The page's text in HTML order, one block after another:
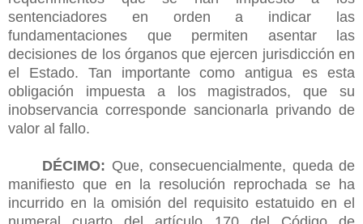
sentenciadores en orden a indicar las
fundamentaciones que permiten asentar las
decisiones de los órganos que ejercen jurisdicción en
el Estado. Tan importante como antigua es esta
obligación impuesta a los magistrados, que su
inobservancia corresponde sancionarla privando de
valor al fallo.
DÉCIMO: Que, consecuencialmente, queda de
manifiesto que en la resolución reprochada se ha
incurrido en la omisión del requisito estatuido en el